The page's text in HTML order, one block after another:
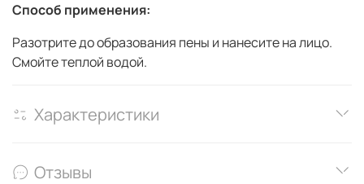
Способ применения:
Разотрите до образования пены и нанесите на лицо.
Смойте теплой водой.
Характеристики
Отзывы